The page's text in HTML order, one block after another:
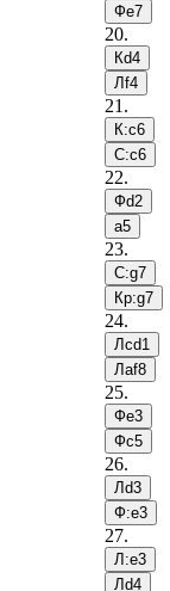
Фe7
20.
Кd4
Лf4
21 .
К:c6
С:c6
22.
Фd2
a5
23.
С:g7
Кр:g7
24.
Лcd1
Лaf8
25.
Фe3
Фc5
26.
Лd3
Ф:e3
27.
Л:e3
Лd4